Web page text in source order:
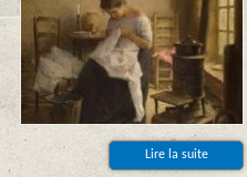
Lire la suite